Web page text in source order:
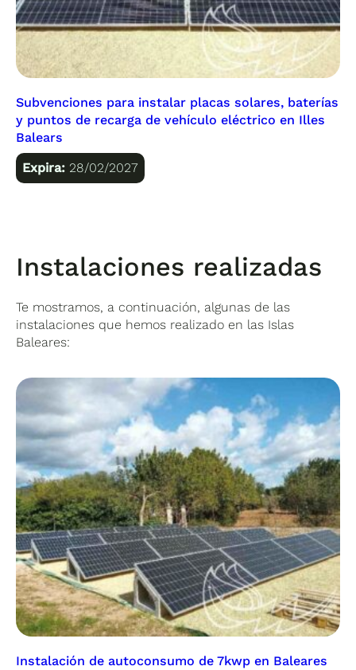
Subvenciones para instalar placas solares, baterías
y puntos de recarga de vehículo eléctrico en Illes
Balears
Expira: 28/02/2027
Instalaciones realizadas
Te mostramos, a continuación, algunas de las
instalaciones que hemos realizado en las Islas
Baleares:
Instalación de autoconsumo de 7kwp en Baleares